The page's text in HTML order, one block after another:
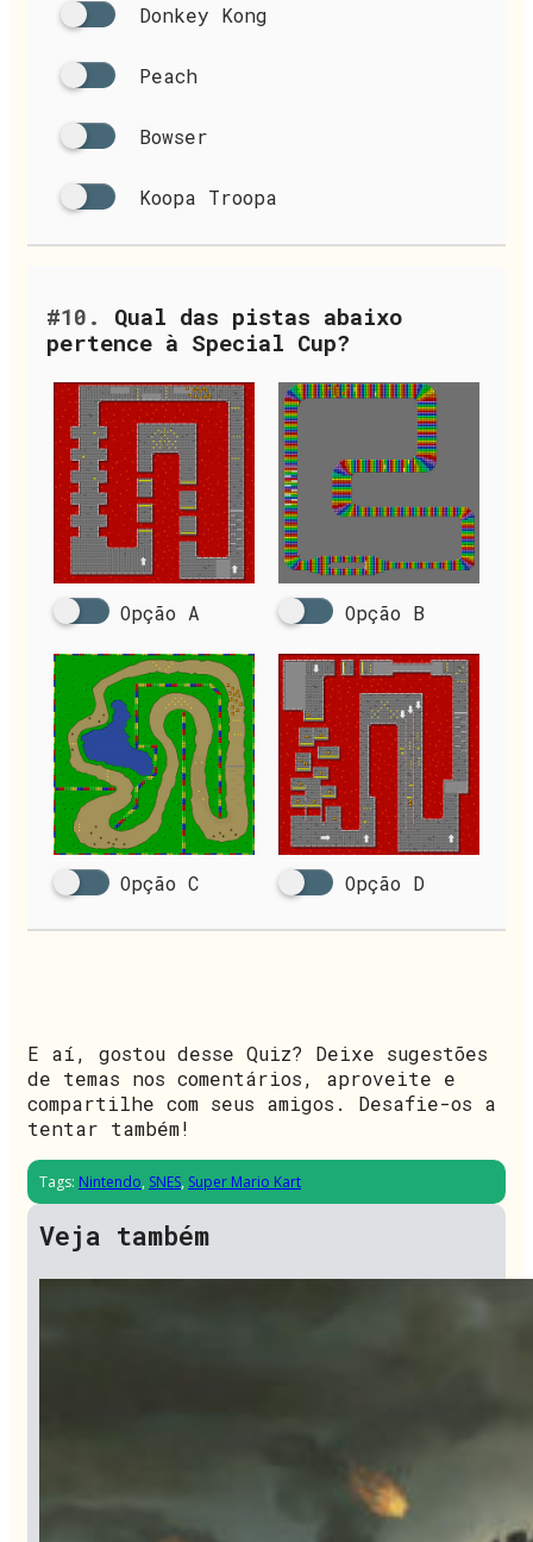
Donkey Kong
Peach
Bowser
Koopa Troopa
#10.
Qual das pistas abaixo
pertence à Special Cup?
Opção A Opção B
Opção C Opção D
E aí, gostou desse Quiz? Deixe sugestões
de temas nos comentários, aproveite e
compartilhe com seus amigos. Desafie-os a
tentar também!
Tags: Nintendo, SNES, Super Mario Kart
Veja também